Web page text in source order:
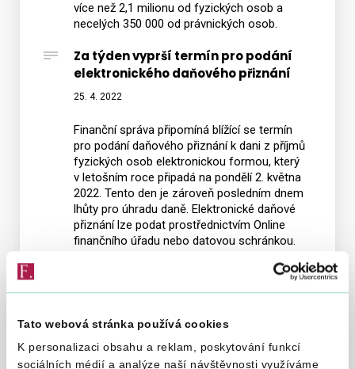
Tato webová stránka používá cookies
K personalizaci obsahu a reklam, poskytování funkcí
sociálních médií a analýze naší návštěvnosti využíváme
více než 2,1 milionu od fyzických osob a
necelých 350 000 od právnických osob.
Za týden vyprší termín pro podání
elektronického daňového přiznání
25. 4. 2022
Finanční správa připomíná blížící se termín
pro podání daňového přiznání k dani z příjmů
fyzických osob elektronickou formou, který
v letošním roce připadá na pondělí 2. května
2022. Tento den je zároveň posledním dnem
lhůty pro úhradu daně. Elektronické daňové
přiznání lze podat prostřednictvím Online
finančního úřadu nebo datovou schránkou.
Finanční správa začíná rozesílat
složenky pro zaplacení daně z
21. 4. 2022
Celkem 2,8 mil. obálek se složenkami na